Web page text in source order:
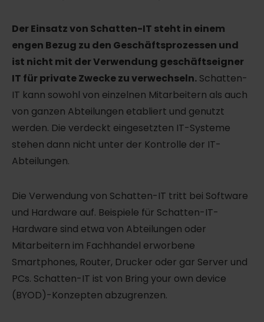
Der Einsatz von Schatten-IT steht in einem
engen Bezug zu den Geschäftsprozessen und
ist nicht mit der Verwendung geschäftseigner
IT für private Zwecke zu verwechseln. Schatten-
IT kann sowohl von einzelnen Mitarbeitern als auch
von ganzen Abteilungen etabliert und genutzt
werden. Die verdeckt eingesetzten IT-Systeme
stehen dann nicht unter der Kontrolle der IT-
Abteilungen.
Die Verwendung von Schatten-IT tritt bei Software
und Hardware auf. Beispiele für Schatten-IT-
Hardware sind etwa von Abteilungen oder
Mitarbeitern im Fachhandel erworbene
Smartphones, Router, Drucker oder gar Server und
PCs. Schatten-IT ist von Bring your own device
(BYOD)-Konzepten abzugrenzen.